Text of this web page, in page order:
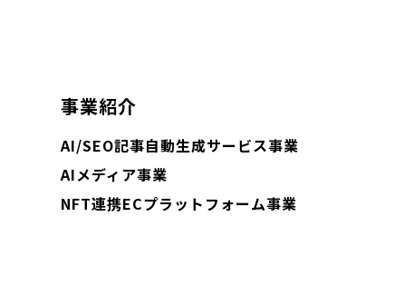
事業紹介
AI/SEO記事自動生成サービス事業
AIメディア事業
NFT連携ECプラットフォーム事業